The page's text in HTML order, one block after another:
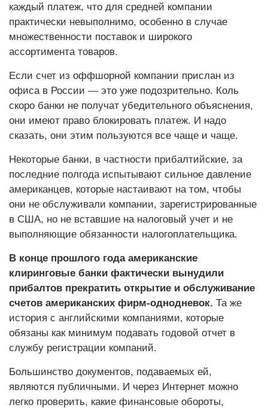
каждый платеж, что для средней компании
практически невыполнимо, особенно в случае
множественности поставок и широкого
ассортимента товаров.
Если счет из оффшорной компании прислан из
офиса в России — это уже подозрительно. Коль
скоро банки не получат убедительного объяснения,
они имеют право блокировать платеж. И надо
сказать, они этим пользуются все чаще и чаще.
Некоторые банки, в частности прибалтийские, за
последние полгода испытывают сильное давление
американцев, которые настаивают на том, чтобы
они не обслуживали компании, зарегистрированные
в США, но не вставшие на налоговый учет и не
выполняющие обязанности налогоплательщика.
В конце прошлого года американские
клиринговые банки фактически вынудили
прибалтов прекратить открытие и обслуживание
счетов американских фирм-однодневок. Та же
история с английскими компаниями, которые
обязаны как минимум подавать годовой отчет в
службу регистрации компаний.
Большинство документов, подаваемых ей,
являются публичными. И через Интернет можно
легко проверить, какие финансовые обороты,